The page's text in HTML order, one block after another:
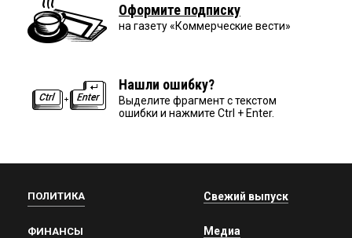
Оформите подписку
на газету «Коммерческие вести»
Нашли ошибку?
Выделите фрагмент с текстом
ошибки и нажмите Ctrl + Enter.
ПОЛИТИКА
ФИНАНСЫ
Свежий выпуск
Медиа